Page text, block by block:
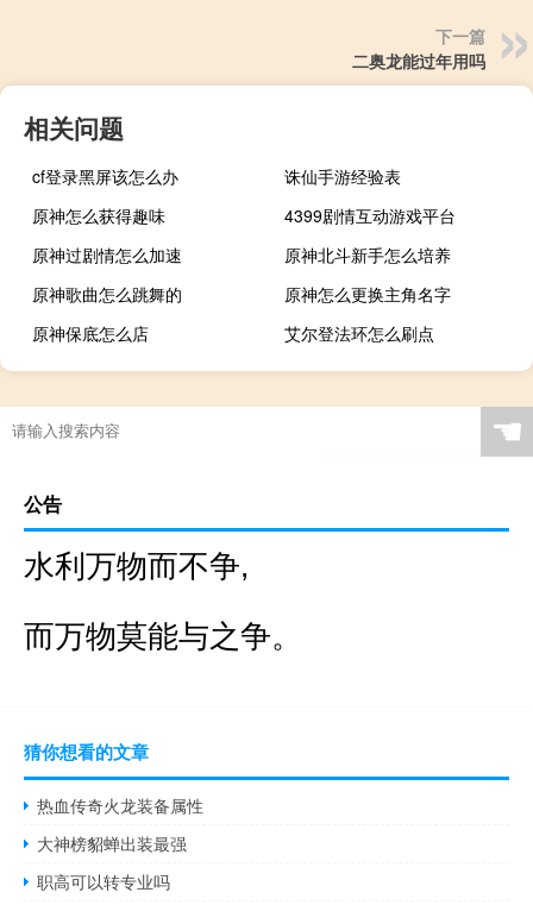
下一篇
二奥龙能过年用吗
相关问题
cf登录黑屏该怎么办
诛仙手游经验表
原神怎么获得趣味
4399剧情互动游戏平台
原神过剧情怎么加速
原神北斗新手怎么培养
原神歌曲怎么跳舞的
原神怎么更换主角名字
原神保底怎么店
艾尔登法环怎么刷点
☚
公告
水利万物而不争,
而万物莫能与之争。
猜你想看的文章
热血传奇火龙装备属性
大神榜貂蝉出装最强
职高可以转专业吗